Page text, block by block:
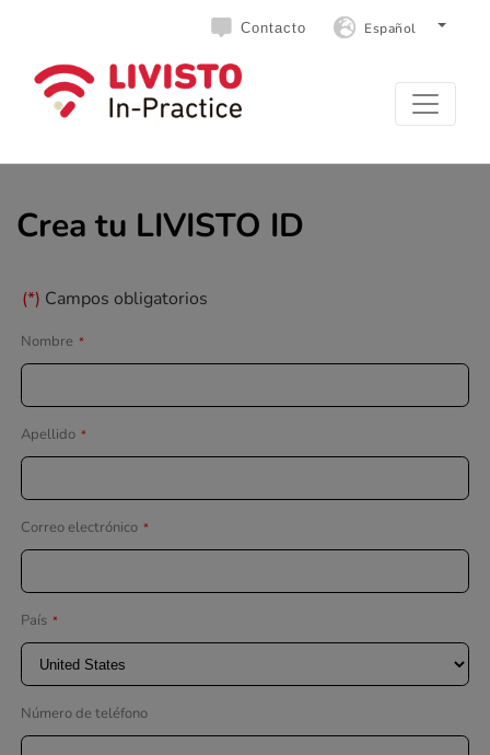
Contacto Español
Crea tu LIVISTO ID
(*) Campos obligatorios
Nombre *
Apellido *
Correo electrónico *
País *
Número de teléfono